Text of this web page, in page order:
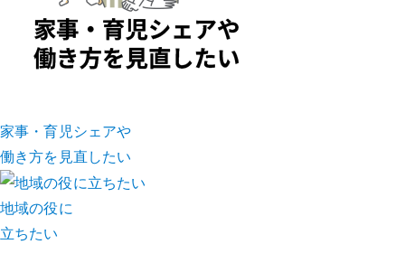
家事・育児シェアや
働き方を見直したい
地域の役に
立ちたい